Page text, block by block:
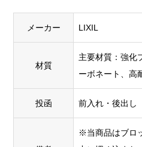
メーカー LIXIL
材質
主要材質：強化
ーボネート、高
投函 前入れ・後出し
※当商品はブロ